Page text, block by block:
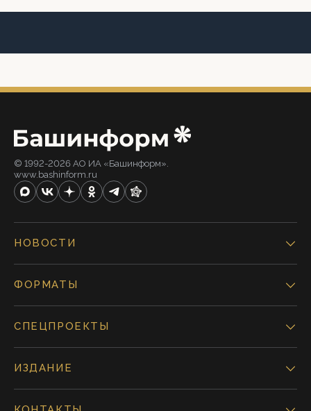
© 1992-2026 АО ИА «Башинформ».
www.bashinform.ru
НОВОСТИ
ФОРМАТЫ
СПЕЦПРОЕКТЫ
ИЗДАНИЕ